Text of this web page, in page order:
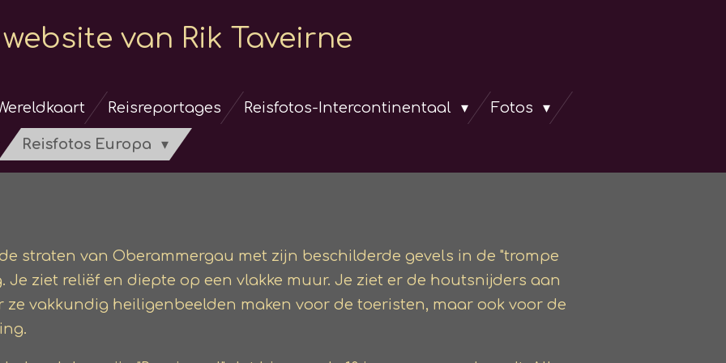
van Rik Taveirne
Reisreportages Reisfotos-Intercontinentaal Fotos
Reisfotos Europa
straten van Oberammergau met zijn beschilderde gevels in de "trompe
Je ziet reliëf en diepte op een vlakke muur. Je ziet er de houtsnijders aan
ze vakkundig heiligenbeelden maken voor de toeristen, maar ook voor de